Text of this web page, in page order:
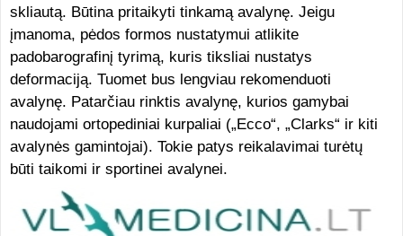
skliautą. Būtina pritaikyti tinkamą avalynę. Jeigu
įmanoma, pėdos formos nustatymui atlikite
padobarografinį tyrimą, kuris tiksliai nustatys
deformaciją. Tuomet bus lengviau rekomenduoti
avalynę. Patarčiau rinktis avalynę, kurios gamybai
naudojami ortopediniai kurpaliai („Ecco“, „Clarks“ ir kiti
avalynės gamintojai). Tokie patys reikalavimai turėtų
būti taikomi ir sportinei avalynei.